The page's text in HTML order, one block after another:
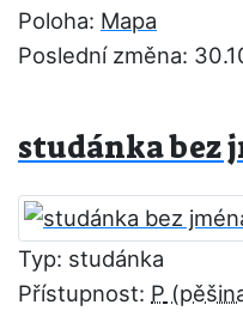
Poloha: Mapa
Poslední změna:
studánka bez
Typ: studánka
Přístupnost: P